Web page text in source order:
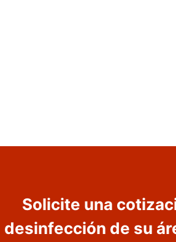
Solicite una
desinfección de su